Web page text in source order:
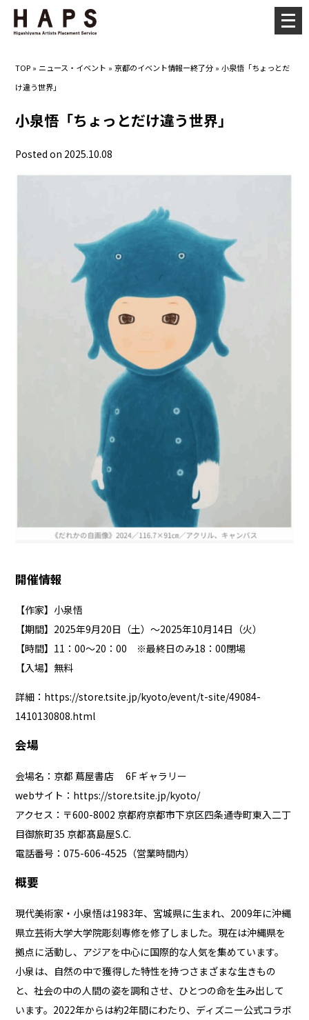
TOP » ニュース・イベント »京都のイベント情報ー終了分 »小泉悟「ちょっとだ
け違う世界」
小泉悟「ちょっとだけ違う世界」
Posted on 2025.10.08
開催情報
【作家】小泉悟
【期間】2025年9月20日（土）～2025年10月14日（火）
【時間】11：00～20：00 ※最終日のみ18：00閉場
【入場】無料
詳細： https://store.tsite.jp/kyoto/event/t-site/49084-
1410130808.html
会場
会場名：京都 蔦屋書店 6F ギャラリー
webサイト： https://store.tsite.jp/kyoto/
アクセス：〒600-8002 京都府京都市下京区四条通寺町東⼊⼆丁
⽬御旅町35 京都髙島屋S.C.
電話番号：075-606-4525（営業時間内）
概要
現代美術家・小泉悟は1983年、宮城県に生まれ、2009年に沖縄
県立芸術大学大学院彫刻専修を修了しました。現在は沖縄県を
拠点に活動し、アジアを中心に国際的な人気を集めています。
小泉は、自然の中で獲得した特性を持つさまざまな生きもの
と、社会の中の人間の姿を調和させ、ひとつの命を生み出して
います。2022年からは約2年間にわたり、ディズニー公式コラボ
メ
ニ
ー